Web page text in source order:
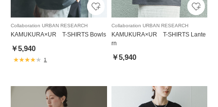
Collaboration URBAN RESEARCH
KAMUKURA×UR T-SHIRTS Bowls
￥5,940
1
Collaboration URBAN RESEARCH
KAMUKURA×UR T-SHIRTS Lante
rn
￥5,940